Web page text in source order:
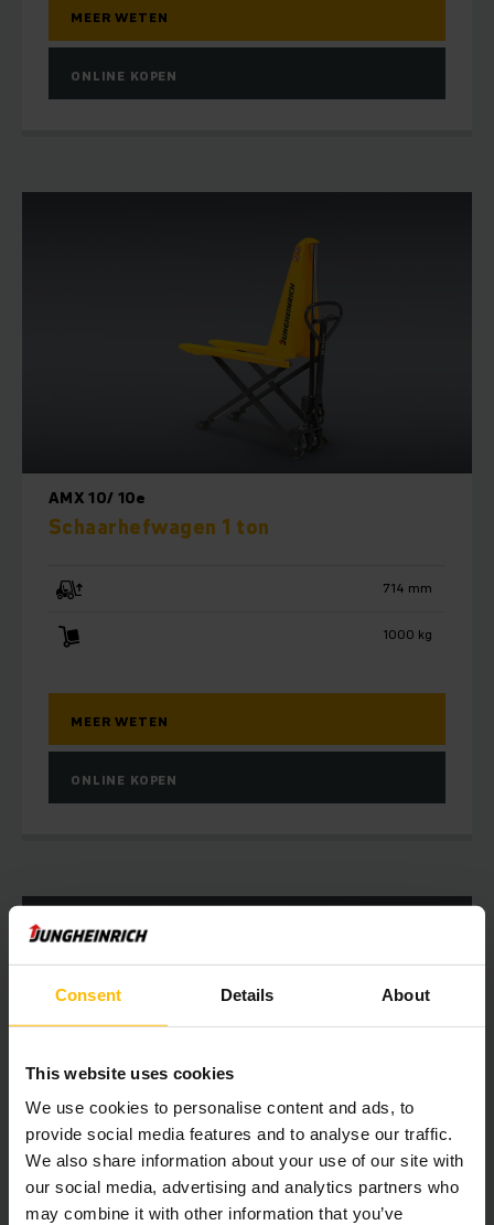
Consent Details About
This website uses cookies
We use cookies to personalise content and ads, to
provide social media features and to analyse our traffic.
We also share information about your use of our site with
our social media, advertising and analytics partners who
may combine it with other information that you’ve
MEER WETEN
ONLINE KOPEN
AMX 10/ 10e
Schaarhefwagen 1 ton
714 mm
1000 kg
MEER WETEN
ONLINE KOPEN
AMX I15 / I15p roestvrij staal